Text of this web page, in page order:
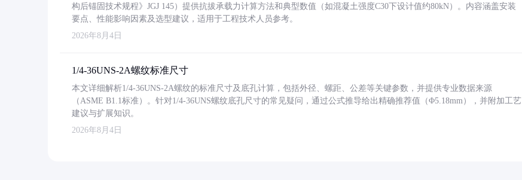
构后锚固技术规程》JGJ 145）提供抗拔承载力计算方法和典型数值（如混凝土强度C30下设计值约80kN）。内容涵盖安装
要点、性能影响因素及选型建议，适用于工程技术人员参考。
2026年8月4日
1/4-36UNS-2A螺纹标准尺寸
本文详细解析1/4-36UNS-2A螺纹的标准尺寸及底孔计算，包括外径、螺距、公差等关键参数，并提供专业数据来源
（ASME B1.1标准）。针对1/4-36UNS螺纹底孔尺寸的常见疑问，通过公式推导给出精确推荐值（Φ5.18mm），并附加工艺
建议与扩展知识。
2026年8月4日